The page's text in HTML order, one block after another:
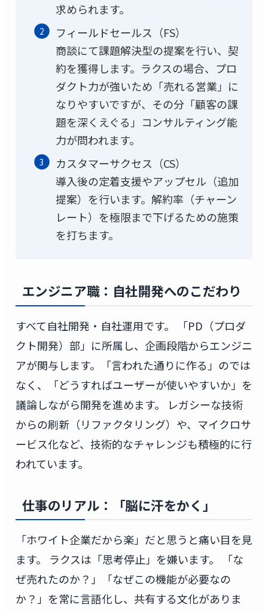
求められます。
フィールドセールス（FS）
商談にて課題解決型の提案を行い、契
約を獲得します。ラクスの場合、プロ
ダクト力が強いため「売れる営業」に
なりやすいですが、その分「顧客の課
題を深くえぐる」コンサルティング能
力が問われます。
カスタマーサクセス（CS）
導入後の定着支援やアップセル（追加
提案）を行います。解約率（チャーン
レート）を極限まで下げるための施策
を打ちます。
エンジニア職：自社開発へのこだわり
すべて自社開発・自社運用です。 「PD（プロダ
クト開発）部」に所属し、企画段階からエンジニ
アが関与します。「言われた通りに作る」のでは
なく、「どうすればユーザーが使いやすいか」を
議論しながら開発を進めます。 レガシーな技術
からの刷新（リファクタリング）や、マイクロサ
ービス化など、技術的なチャレンジも積極的に行
われています。
仕事のリアル：「脳に汗をかく」
「ホワイト企業だから楽」だと思うと痛い目を見
ます。 ラクスは「思考停止」を嫌います。 「な
ぜ売れたのか？」「なぜこの機能が必要なの
か？」を常に言語化し、共有する文化がありま